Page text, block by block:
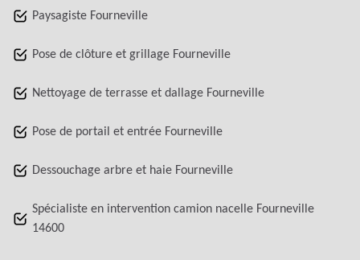
Paysagiste Fourneville
Pose de clôture et grillage Fourneville
Nettoyage de terrasse et dallage Fourneville
Pose de portail et entrée Fourneville
Dessouchage arbre et haie Fourneville
Spécialiste en intervention camion nacelle Fourneville
14600